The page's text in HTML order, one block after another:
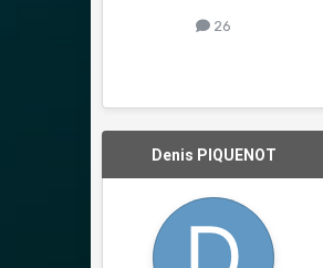
26
Denis PIQUENOT